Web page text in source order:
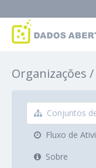
Grupos
Sobre
Organizações
Conjuntos
Fluxo de
Sobre